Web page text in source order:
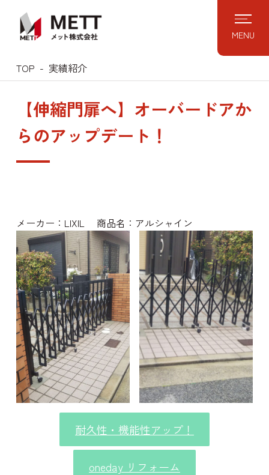
content
MENU
TOP 実績紹介
【伸縮門扉へ】オーバードアか
らのアップデート！
メーカー：LIXIL 商品名：アルシャイン
耐久性・機能性アップ！
oneday リフォーム